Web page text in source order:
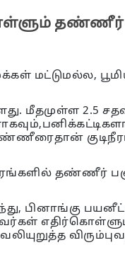
தண்ணீர்
மட்டுமல்ல,
மீதமுள்ள 2.5
தண்ணீர்
பினாங்கு